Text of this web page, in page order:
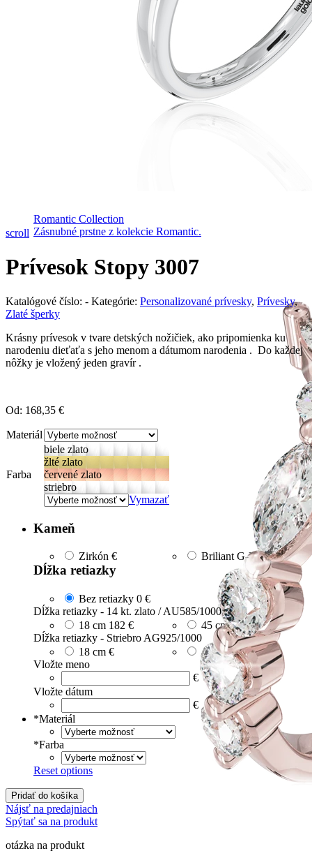
Romantic Collection
Zásnubné prstne z kolekcie Romantic.
Pozrieť video
scroll
Prívesok Stopy 3007
Katalógové číslo: - Kategórie: Personalizované prívesky, Prívesky,
Zlaté šperky
Krásny prívesok v tvare detských nožičiek, ako pripomienka ku
narodeniu dieťaťa s jeho menom a dátumom narodenia . Do každej
nôžky je vložený jeden gravír .
Od: 168,35 €
Materiál
Farba
biele zlato
žlté zlato
červené zlato
striebro
Vymazať
Kameň
Zirkón € Briliant G-H/Si1-2 30 €
Dĺžka retiazky
Bez retiazky 0 €
Dĺžka retiazky - 14 kt. zlato / AU585/1000
18 cm 182 € 45 cm 566 €
Dĺžka retiazky - Striebro AG925/1000
18 cm € 45 cm20 €
Vložte meno
€
Vložte dátum
€
*Materiál
*Farba
Reset options
Pridať do košíka
Nájsť na predajniach
Spýtať sa na produkt
otázka na produkt